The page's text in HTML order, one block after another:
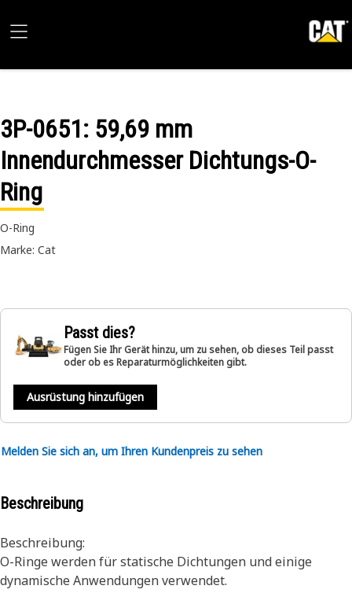
3P-0651: 59,69 mm
Innendurchmesser Dichtungs-O-
Ring
O-Ring
Marke: Cat
Passt dies?
Fügen Sie Ihr Gerät hinzu, um zu sehen, ob dieses Teil passt
oder ob es Reparaturmöglichkeiten gibt.
Ausrüstung hinzufügen
Melden Sie sich an, um Ihren Kundenpreis zu sehen
Beschreibung
Beschreibung:
O-Ringe werden für statische Dichtungen und einige
dynamische Anwendungen verwendet.